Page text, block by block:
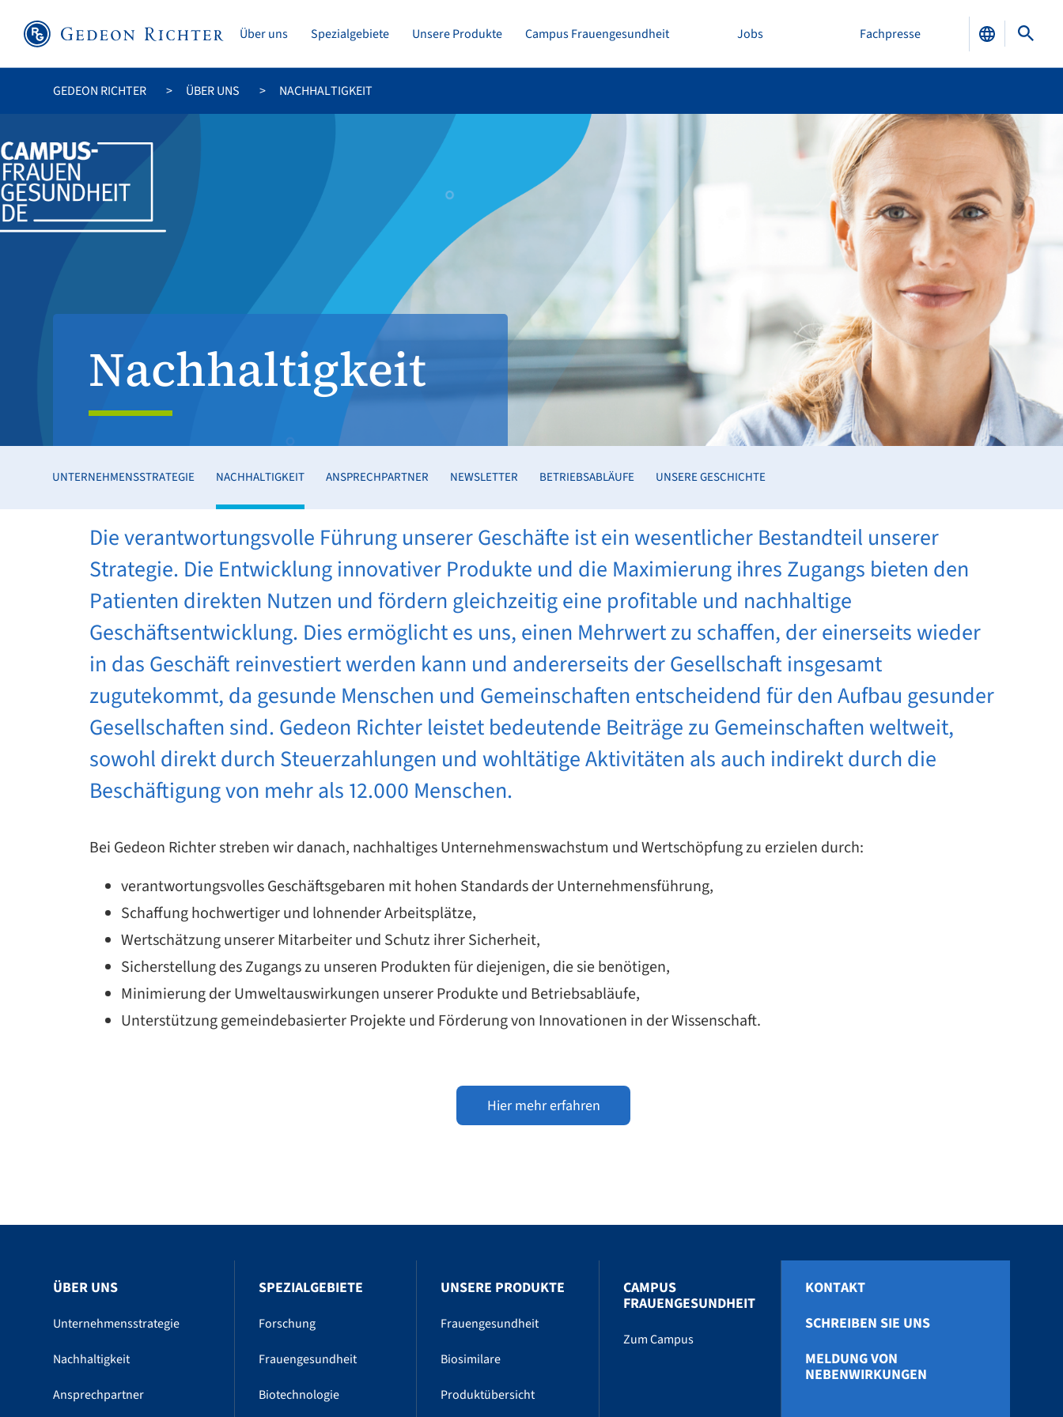
Über uns Spezialgebiete Unsere Produkte Campus Frauengesundheit Jobs Fachpresse
GEDEON RICHTER ÜBER UNS NACHHALTIGKEIT
Nachhaltigkeit
UNTERNEHMENSSTRATEGIE NACHHALTIGKEIT ANSPRECHPARTNER NEWSLETTER BETRIEBSABLÄUFE UNSERE GESCHICHTE
Die verantwortungsvolle Führung unserer Geschäfte ist ein wesentlicher Bestandteil unserer
Strategie. Die Entwicklung innovativer Produkte und die Maximierung ihres Zugangs bieten den
Patienten direkten Nutzen und fördern gleichzeitig eine profitable und nachhaltige
Geschäftsentwicklung. Dies ermöglicht es uns, einen Mehrwert zu schaffen, der einerseits wieder
in das Geschäft reinvestiert werden kann und andererseits der Gesellschaft insgesamt
zugutekommt, da gesunde Menschen und Gemeinschaften entscheidend für den Aufbau gesunder
Gesellschaften sind. Gedeon Richter leistet bedeutende Beiträge zu Gemeinschaften weltweit,
sowohl direkt durch Steuerzahlungen und wohltätige Aktivitäten als auch indirekt durch die
Beschäftigung von mehr als 12.000 Menschen.
Bei Gedeon Richter streben wir danach, nachhaltiges Unternehmenswachstum und Wertschöpfung zu erzielen durch:
verantwortungsvolles Geschäftsgebaren mit hohen Standards der Unternehmensführung,
Schaffung hochwertiger und lohnender Arbeitsplätze,
Wertschätzung unserer Mitarbeiter und Schutz ihrer Sicherheit,
Sicherstellung des Zugangs zu unseren Produkten für diejenigen, die sie benötigen,
Minimierung der Umweltauswirkungen unserer Produkte und Betriebsabläufe,
Unterstützung gemeindebasierter Projekte und Förderung von Innovationen in der Wissenschaft.
Hier mehr erfahren
ÜBER UNS
Unternehmensstrategie
Nachhaltigkeit
Ansprechpartner
SPEZIALGEBIETE
Forschung
Frauengesundheit
Biotechnologie
UNSERE PRODUKTE
Frauengesundheit
Biosimilare
Produktübersicht
CAMPUS
FRAUENGESUNDHEIT
Zum Campus
KONTAKT
SCHREIBEN SIE UNS
MELDUNG VON
NEBENWIRKUNGEN